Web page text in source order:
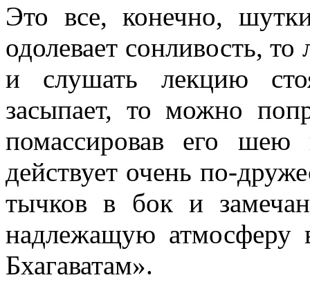
Это все, конечно,
одолевает сонливость,
и слушать лекцию
засыпает, то можно
помассировав его
действует очень по-
тычков в бок и
надлежащую
Бхагаватам».